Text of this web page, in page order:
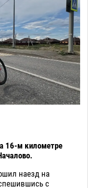
16-м километре
наезд на
с